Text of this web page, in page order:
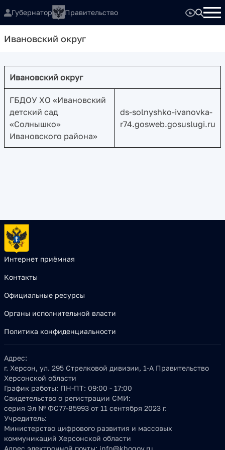
Губернатор Правительство
Ивановский округ
Ивановский округ
ГБДОУ ХО «Ивановский
детский сад
«Солнышко»
Ивановского района»
ds-solnyshko-ivanovka-
r74.gosweb.gosuslugi.ru
Интернет приёмная
Контакты
Официальные ресурсы
Органы исполнительной власти
Политика конфиденциальности
Адрес:
г. Херсон, ул. 295 Стрелковой дивизии, 1-А Правительство
Херсонской области
График работы: ПН-ПТ: 09:00 - 17:00
Свидетельство о регистрации СМИ:
серия Эл № ФС77-85993 от 11 сентября 2023 г.
Учредитель:
Министерство цифрового развития и массовых
коммуникаций Херсонской области